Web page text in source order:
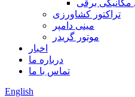
مکانیکی برقی
تراکتور کشاورزی
مینی دامپر
موتور گریدر
اخبار
درباره ما
تماس با ما
English